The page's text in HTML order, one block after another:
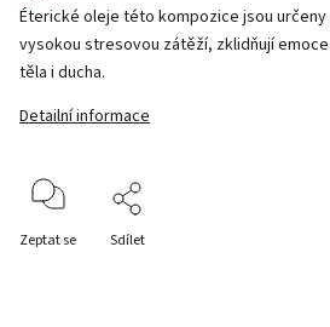
Éterické oleje této kompozice jsou
vysokou stresovou zátěží, zklidňují
těla i ducha.
Detailní informace
Zeptat se Sdílet